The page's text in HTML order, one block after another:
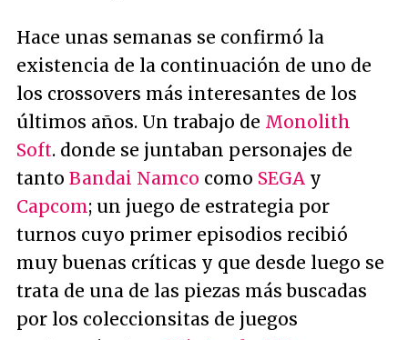
Hace unas semanas se confirmó la
existencia de la continuación de uno de
los crossovers más interesantes de los
últimos años. Un trabajo de Monolith
Soft. donde se juntaban personajes de
tanto Bandai Namco como SEGA y
Capcom; un juego de estrategia por
turnos cuyo primer episodios recibió
muy buenas críticas y que desde luego se
trata de una de las piezas más buscadas
por los coleccionsitas de juegos